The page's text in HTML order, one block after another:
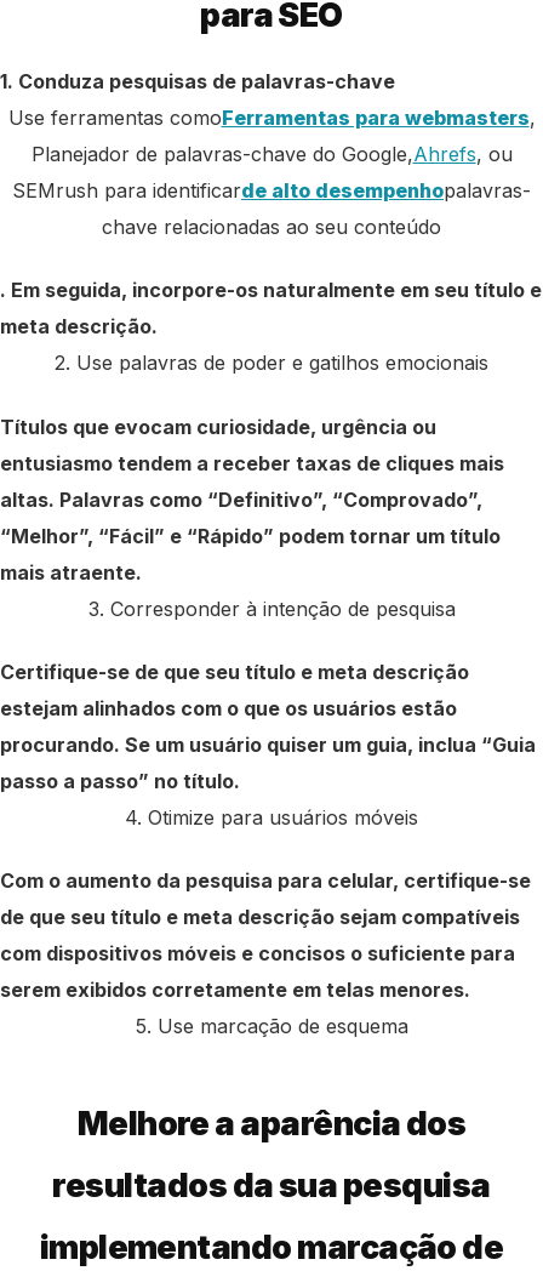
para SEO
1. Conduza pesquisas de palavras-chave
Use ferramentas comoFerramentas para webmasters,
Planejador de palavras-chave do Google,Ahrefs, ou
SEMrush para identificarde alto desempenhopalavras-
chave relacionadas ao seu conteúdo
. Em seguida, incorpore-os naturalmente em seu título e
meta descrição.
2. Use palavras de poder e gatilhos emocionais
Títulos que evocam curiosidade, urgência ou
entusiasmo tendem a receber taxas de cliques mais
altas. Palavras como “Definitivo”, “Comprovado”,
“Melhor”, “Fácil” e “Rápido” podem tornar um título
mais atraente.
3. Corresponder à intenção de pesquisa
Certifique-se de que seu título e meta descrição
estejam alinhados com o que os usuários estão
procurando. Se um usuário quiser um guia, inclua “Guia
passo a passo” no título.
4. Otimize para usuários móveis
Com o aumento da pesquisa para celular, certifique-se
de que seu título e meta descrição sejam compatíveis
com dispositivos móveis e concisos o suficiente para
serem exibidos corretamente em telas menores.
5. Use marcação de esquema
Melhore a aparência dos
resultados da sua pesquisa
implementando marcação de